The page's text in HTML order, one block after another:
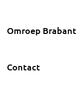
Omroep Brabant
Contact